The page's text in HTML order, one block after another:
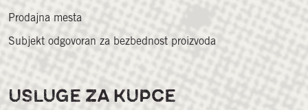
Prodajna mesta
Subjekt odgovoran za bezbednost proizvoda
USLUGE ZA KUPCE